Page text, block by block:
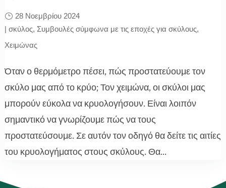
28 Νοεμβρίου 2024
| σκύλος, Συμβουλές σύμφωνα με τις εποχές για σκύλους,
Χειμώνας
Όταν ο θερμόμετρο πέσει, πώς προστατεύουμε τον
σκύλο μας από το κρύο; Τον χειμώνα, οι σκύλοι μας
μπορούν εύκολα να κρυολογήσουν. Είναι λοιπόν
σημαντικό να γνωρίζουμε πώς να τους
προστατεύσουμε. Σε αυτόν τον οδηγό θα δείτε τις αιτίες
του κρυολογήματος στους σκύλους. Θα...